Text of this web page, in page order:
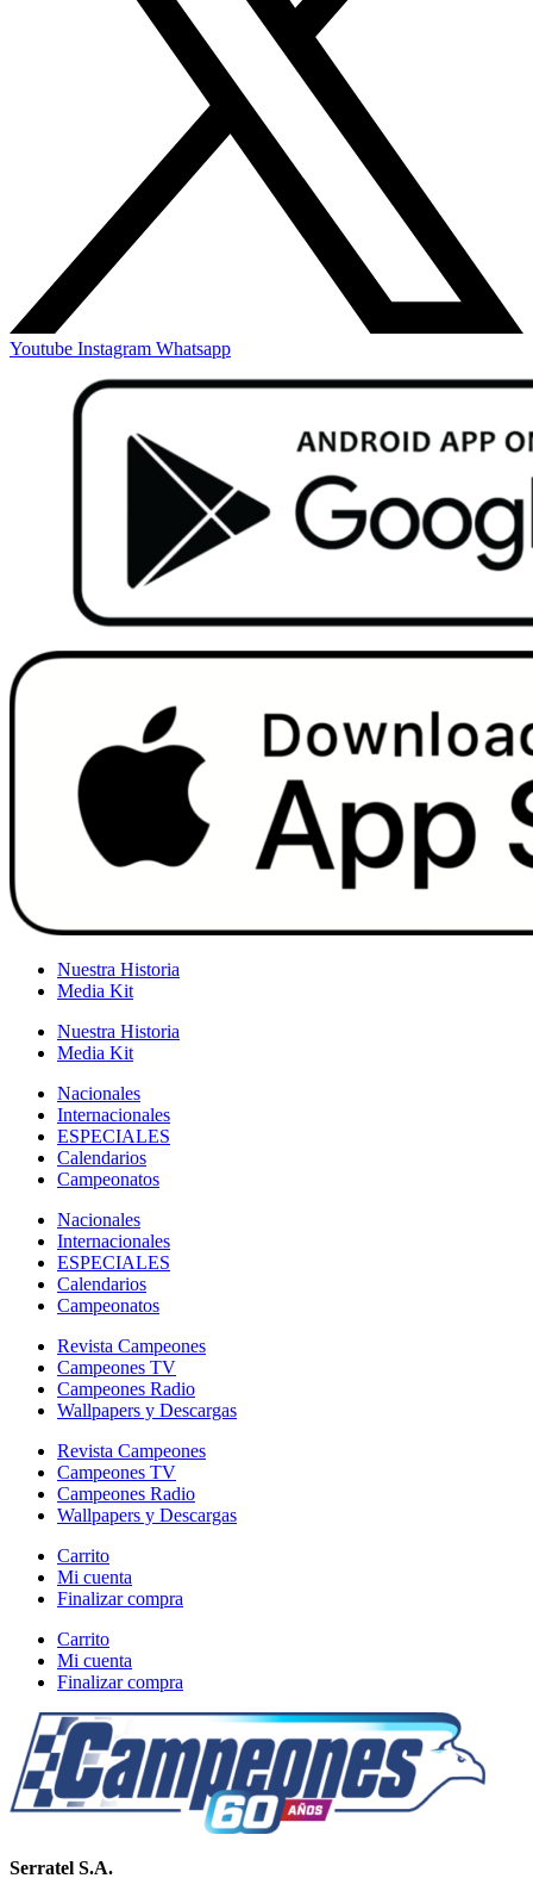
Youtube Instagram Whatsapp
Nuestra Historia
Media Kit
Nuestra Historia
Media Kit
Nacionales
Internacionales
ESPECIALES
Calendarios
Campeonatos
Nacionales
Internacionales
ESPECIALES
Calendarios
Campeonatos
Revista Campeones
Campeones TV
Campeones Radio
Wallpapers y Descargas
Revista Campeones
Campeones TV
Campeones Radio
Wallpapers y Descargas
Carrito
Mi cuenta
Finalizar compra
Carrito
Mi cuenta
Finalizar compra
Serratel S.A.